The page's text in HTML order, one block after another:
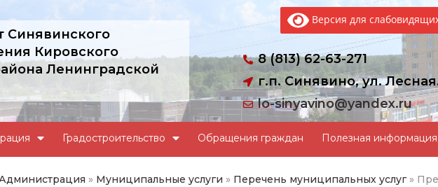
Синявинского
Кировского
Ленинградской
Версия для
8 (813) 62-63-271
г.п. Синявино, ул.
lo-sinyavino@yandex.ru
Градостроительство Обращения граждан Полезная информация
» Муниципальные услуги » Перечень муниципальных услуг»